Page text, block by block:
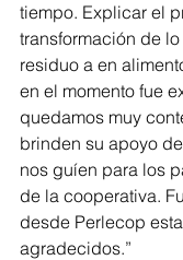
tiempo. Explicar el
transformación de
residuo a en
en el momento fue
quedamos muy
brinden su apoyo
nos guíen para los
de la cooperativa.
desde Perlecop
agradecidos.”